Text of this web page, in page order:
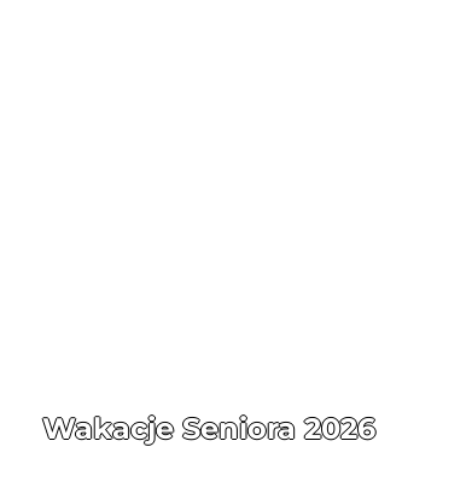
Wakacje Seniora 2026